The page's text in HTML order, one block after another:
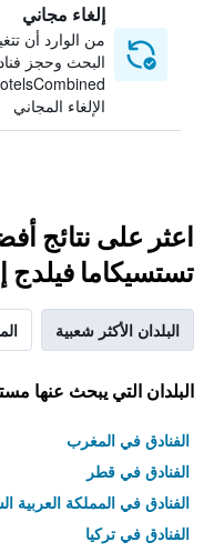
إلغاء مجاني
من الوارد أن
البحث وحجز
الإلغاء المجاني
اعثر على نتائج
تستسيكاما فيلدج
البلدان الأكثر شعبية
البلدان التي يبحث عنها
الفنادق في المغرب
الفنادق في قطر
الفنادق في المملكة العربية
الفنادق في تركيا